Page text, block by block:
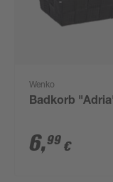
Wenko
Badkorb
6,99 €